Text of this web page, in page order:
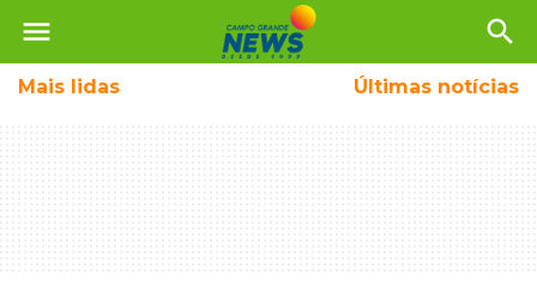
menu search
Mais lidas Últimas notícias